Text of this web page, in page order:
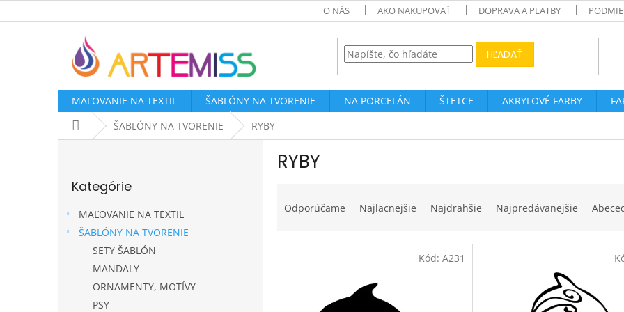
na
O NÁS AKO NAKUPOVAŤ DOPRAVA A PLATBY
HĽADAŤ
MAĽOVANIE NA TEXTIL ŠABLÓNY NA TVORENIE NA PORCELÁN ŠTETCE AKRYLOVÉ FARBY
DomovŠABLÓNY NA TVORENIE RYBY
kategórie
Kategórie
MAĽOVANIE NA TEXTIL
ŠABLÓNY NA TVORENIE
SETY ŠABLÓN
MANDALY
ORNAMENTY, MOTÍVY
PSY
RYBY
aOdporúčame Najlacnejšie Najdrahšie Najpredávanejšie
Kód: A231